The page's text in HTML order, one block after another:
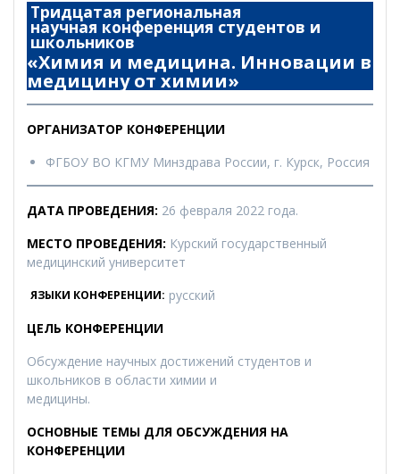
Тридцатая региональная
научная конференция студентов и
школьников
«Химия и медицина. Инновации в
медицину от химии»
ОРГАНИЗАТОР КОНФЕРЕНЦИИ
ФГБОУ ВО КГМУ Минздрава России, г. Курск, Россия
ДАТА ПРОВЕДЕНИЯ: 26 февраля 2022 года.
МЕСТО ПРОВЕДЕНИЯ: Курский государственный
медицинский университет
ЯЗЫКИ КОНФЕРЕНЦИИ: русский
ЦЕЛЬ КОНФЕРЕНЦИИ
Обсуждение научных достижений студентов и
школьников в области химии и
медицины.
ОСНОВНЫЕ ТЕМЫ ДЛЯ ОБСУЖДЕНИЯ НА
КОНФЕРЕНЦИИ